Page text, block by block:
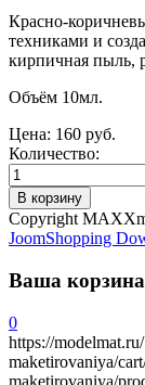
Красно-
техниками и
кирпичная пыль,
Объём 10мл.
Цена: 160 руб.
Количество:
Copyright
JoomShopping
Ваша
0
https://modelmat.ru/
maketirovaniya/
maketirovaniya/